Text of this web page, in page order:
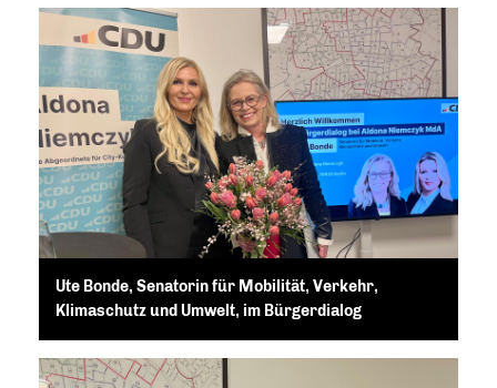
Ute Bonde, Senatorin für Mobilität, Verkehr,
Klimaschutz und Umwelt, im Bürgerdialog